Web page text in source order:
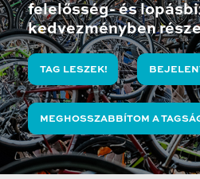
felelősség- és
kedvezményben
TAG LESZEK!
MEGHOSSZABBÍTOM A